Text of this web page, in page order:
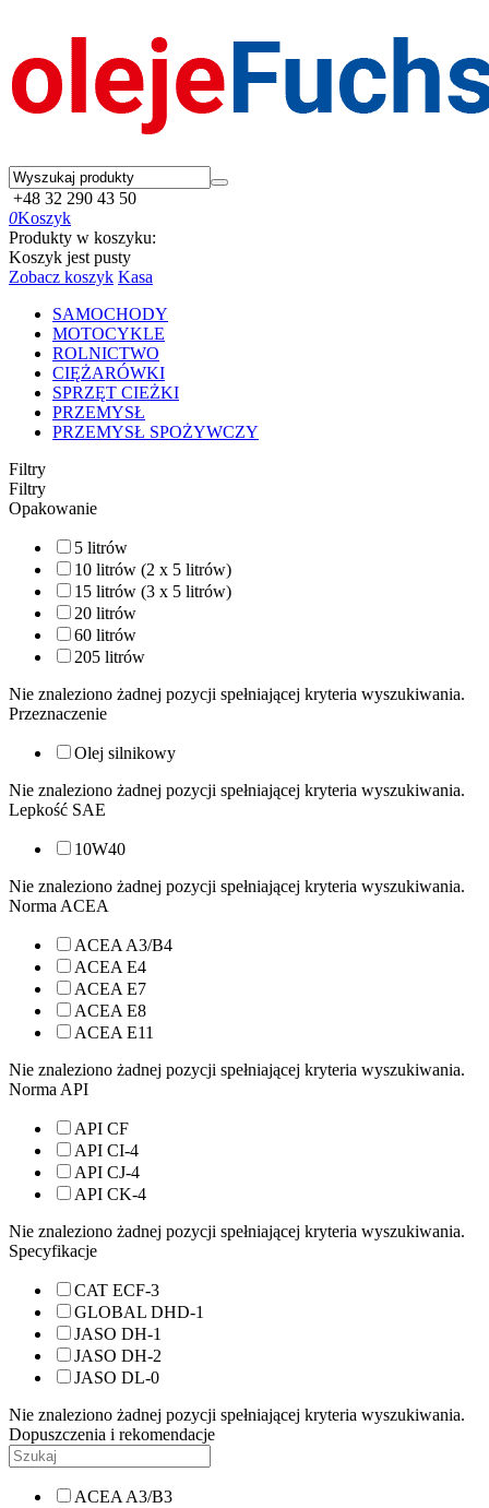
+48 32 290 43 50
0Koszyk
Produkty w koszyku:
Koszyk jest pusty
Zobacz koszyk Kasa
SAMOCHODY
MOTOCYKLE
ROLNICTWO
CIĘŻARÓWKI
SPRZĘT CIEŻKI
PRZEMYSŁ
PRZEMYSŁ SPOŻYWCZY
Filtry
Filtry
Opakowanie
5 litrów
10 litrów (2 x 5 litrów)
15 litrów (3 x 5 litrów)
20 litrów
60 litrów
205 litrów
Nie znaleziono żadnej pozycji spełniającej kryteria wyszukiwania.
Przeznaczenie
Olej silnikowy
Nie znaleziono żadnej pozycji spełniającej kryteria wyszukiwania.
Lepkość SAE
10W40
Nie znaleziono żadnej pozycji spełniającej kryteria wyszukiwania.
Norma ACEA
ACEA A3/B4
ACEA E4
ACEA E7
ACEA E8
ACEA E11
Nie znaleziono żadnej pozycji spełniającej kryteria wyszukiwania.
Norma API
API CF
API CI-4
API CJ-4
API CK-4
Nie znaleziono żadnej pozycji spełniającej kryteria wyszukiwania.
Specyfikacje
CAT ECF-3
GLOBAL DHD-1
JASO DH-1
JASO DH-2
JASO DL-0
Nie znaleziono żadnej pozycji spełniającej kryteria wyszukiwania.
Dopuszczenia i rekomendacje
ACEA A3/B3